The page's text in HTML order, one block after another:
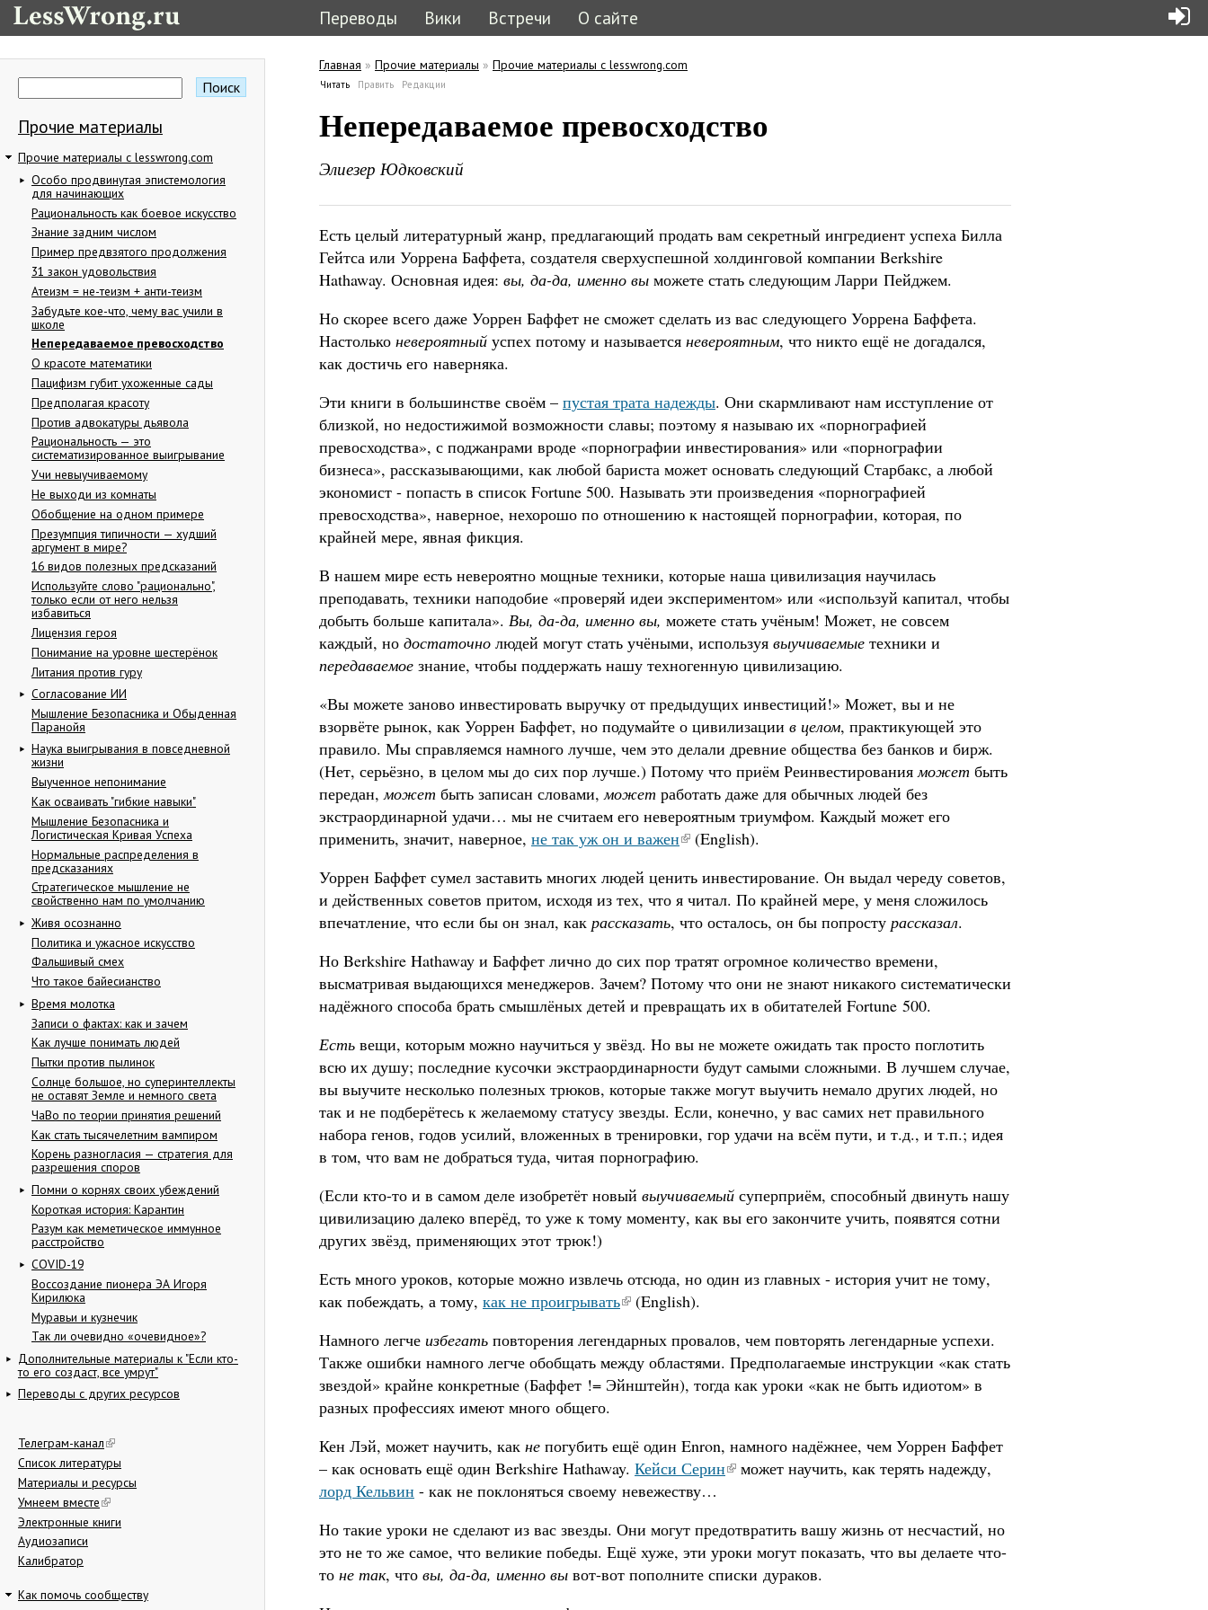
Переводы Вики Встречи О сайте
Форма поиска
Прочие материалы
Прочие материалы с lesswrong.com
Особо продвинутая эпистемология
для начинающих
Рациональность как боевое искусство
Знание задним числом
Пример предвзятого продолжения
31 закон удовольствия
Атеизм = не-теизм + анти-теизм
Забудьте кое-что, чему вас учили в
школе
Непередаваемое превосходство
О красоте математики
Пацифизм губит ухоженные сады
Предполагая красоту
Против адвокатуры дьявола
Рациональность — это
систематизированное выигрывание
Учи невыучиваемому
Не выходи из комнаты
Обобщение на одном примере
Презумпция типичности — худший
аргумент в мире?
16 видов полезных предсказаний
Используйте слово "рационально",
только если от него нельзя
избавиться
Лицензия героя
Понимание на уровне шестерёнок
Литания против гуру
Согласование ИИ
Мышление Безопасника и Обыденная
Паранойя
Наука выигрывания в повседневной
жизни
Выученное непонимание
Как осваивать "гибкие навыки"
Мышление Безопасника и
Логистическая Кривая Успеха
Нормальные распределения в
предсказаниях
Стратегическое мышление не
свойственно нам по умолчанию
Живя осознанно
Политика и ужасное искусство
Фальшивый смех
Что такое байесианство
Время молотка
Записи о фактах: как и зачем
Как лучше понимать людей
Пытки против пылинок
Солнце большое, но суперинтеллекты
не оставят Земле и немного света
ЧаВо по теории принятия решений
Как стать тысячелетним вампиром
Корень разногласия — стратегия для
разрешения споров
Помни о корнях своих убеждений
Короткая история: Карантин
Разум как меметическое иммунное
расстройство
COVID-19
Воссоздание пионера ЭА Игоря
Кирилюка
Муравьи и кузнечик
Так ли очевидно «очевидное»?
Дополнительные материалы к "Если кто-
то его создаст, все умрут"
Переводы с других ресурсов
Телеграм-канал
Список литературы
Материалы и ресурсы
Умнеем вместе
Электронные книги
Аудиозаписи
Калибратор
Как помочь сообществу
Вы здесь
Главная » Прочие материалы » Прочие материалы с lesswrong.com
Читать (активная вкладка)
Править Редакции
Непередаваемое превосходство
Элиезер Юдковский
Есть целый литературный жанр, предлагающий продать вам секретный ингредиент успеха Билла
Гейтса или Уоррена Баффета, создателя сверхуспешной холдинговой компании Berkshire
Hathaway. Основная идея: вы, да-да, именно вы можете стать следующим Ларри Пейджем.
Но скорее всего даже Уоррен Баффет не сможет сделать из вас следующего Уоррена Баффета.
Настолько невероятный успех потому и называется невероятным, что никто ещё не догадался,
как достичь его наверняка.
Эти книги в большинстве своём – пустая трата надежды. Они скармливают нам исступление от
близкой, но недостижимой возможности славы; поэтому я называю их «порнографией
превосходства», с поджанрами вроде «порнографии инвестирования» или «порнографии
бизнеса», рассказывающими, как любой бариста может основать следующий Старбакс, а любой
экономист - попасть в список Fortune 500. Называть эти произведения «порнографией
превосходства», наверное, нехорошо по отношению к настоящей порнографии, которая, по
крайней мере, явная фикция.
В нашем мире есть невероятно мощные техники, которые наша цивилизация научилась
преподавать, техники наподобие «проверяй идеи экспериментом» или «используй капитал, чтобы
добыть больше капитала». Вы, да-да, именно вы, можете стать учёным! Может, не совсем
каждый, но достаточно людей могут стать учёными, используя выучиваемые техники и
передаваемое знание, чтобы поддержать нашу техногенную цивилизацию.
«Вы можете заново инвестировать выручку от предыдущих инвестиций!» Может, вы и не
взорвёте рынок, как Уоррен Баффет, но подумайте о цивилизации в целом, практикующей это
правило. Мы справляемся намного лучше, чем это делали древние общества без банков и бирж.
(Нет, серьёзно, в целом мы до сих пор лучше.) Потому что приём Реинвестирования может быть
передан, может быть записан словами, может работать даже для обычных людей без
экстраординарной удачи… мы не считаем его невероятным триумфом. Каждый может его
применить, значит, наверное, не так уж он и важен
(English).
Уоррен Баффет сумел заставить многих людей ценить инвестирование. Он выдал череду советов,
и действенных советов притом, исходя из тех, что я читал. По крайней мере, у меня сложилось
впечатление, что если бы он знал, как рассказать, что осталось, он бы попросту рассказал.
Но Berkshire Hathaway и Баффет лично до сих пор тратят огромное количество времени,
высматривая выдающихся менеджеров. Зачем? Потому что они не знают никакого систематически
надёжного способа брать смышлёных детей и превращать их в обитателей Fortune 500.
Есть вещи, которым можно научиться у звёзд. Но вы не можете ожидать так просто поглотить
всю их душу; последние кусочки экстраординарности будут самыми сложными. В лучшем случае,
вы выучите несколько полезных трюков, которые также могут выучить немало других людей, но
так и не подберётесь к желаемому статусу звезды. Если, конечно, у вас самих нет правильного
набора генов, годов усилий, вложенных в тренировки, гор удачи на всём пути, и т.д., и т.п.; идея
в том, что вам не добраться туда, читая порнографию.
(Если кто-то и в самом деле изобретёт новый выучиваемый суперприём, способный двинуть нашу
цивилизацию далеко вперёд, то уже к тому моменту, как вы его закончите учить, появятся сотни
других звёзд, применяющих этот трюк!)
Есть много уроков, которые можно извлечь отсюда, но один из главных - история учит не тому,
как побеждать, а тому, как не проигрывать
(English).
Намного легче избегать повторения легендарных провалов, чем повторять легендарные успехи.
Также ошибки намного легче обобщать между областями. Предполагаемые инструкции «как стать
звездой» крайне конкретные (Баффет != Эйнштейн), тогда как уроки «как не быть идиотом» в
разных профессиях имеют много общего.
Кен Лэй, может научить, как не погубить ещё один Enron, намного надёжнее, чем Уоррен Баффет
– как основать ещё один Berkshire Hathaway. Кейси Серин
может научить, как терять надежду,
лорд Кельвин - как не поклоняться своему невежеству…
Но такие уроки не сделают из вас звезды. Они могут предотвратить вашу жизнь от несчастий, но
это не то же самое, что великие победы. Ещё хуже, эти уроки могут показать, что вы делаете что-
то не так, что вы, да-да, именно вы вот-вот пополните списки дураков.